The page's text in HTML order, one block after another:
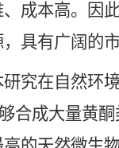
成本高。因
具有广阔的市
在自然环境中
合成大量黄